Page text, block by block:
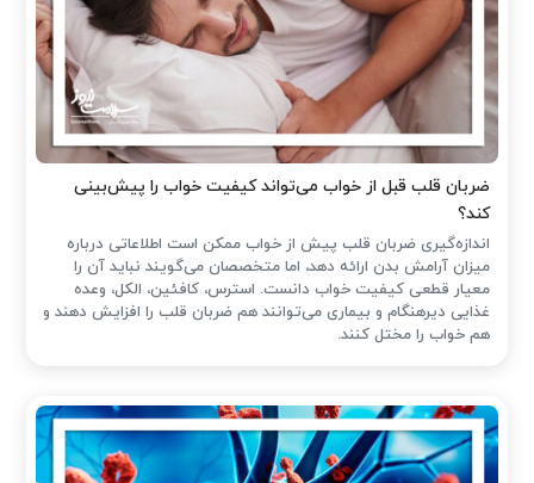
ضربان قلب قبل از خواب می‌تواند کیفیت خواب را پیش‌بینی
کند؟
اندازه‌گیری ضربان قلب پیش از خواب ممکن است اطلاعاتی درباره
میزان آرامش بدن ارائه دهد، اما متخصصان می‌گویند نباید آن را
معیار قطعی کیفیت خواب دانست. استرس، کافئین، الکل، وعده
غذایی دیرهنگام و بیماری می‌توانند هم ضربان قلب را افزایش دهند و
هم خواب را مختل کنند.